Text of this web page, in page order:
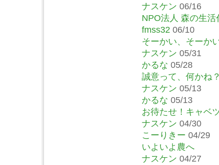
ナスケン 06/16
NPO法人 森の生
fmss32 06/10
そーかい、そーか
ナスケン 05/31
かるな 05/28
誠意って、何かね
ナスケン 05/13
かるな 05/13
お待たせ！キャベ
ナスケン 04/30
こーりきー 04/29
いよいよ農へ
ナスケン 04/27